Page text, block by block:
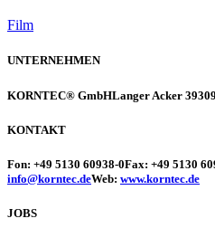
Film
UNTERNEHMEN
KORNTEC® GmbHLanger Acker 39
KONTAKT
Fon: +49 5130 60938-0Fax: +49 5130
info@korntec.deWeb: www.korntec.de
JOBS